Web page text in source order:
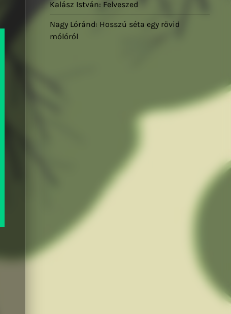
Kalász István: Felveszed
Nagy Lóránd: Hosszú séta egy rövid
mólóról